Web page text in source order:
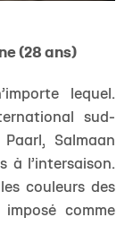
(28 ans)
lequel.
sud-
Salmaan
à l’intersaison.
couleurs des
imposé comme